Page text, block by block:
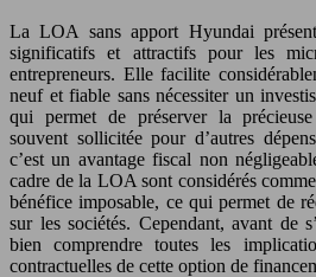
La LOA sans apport Hyundai
significatifs et attractifs pour les
entrepreneurs. Elle facilite
neuf et fiable sans nécessiter un
qui permet de préserver la précieuse
souvent sollicitée pour d’autres
c’est un avantage fiscal non
cadre de la LOA sont considérés
bénéfice imposable, ce qui permet de
sur les sociétés. Cependant, avant de
bien comprendre toutes les
contractuelles de cette option de